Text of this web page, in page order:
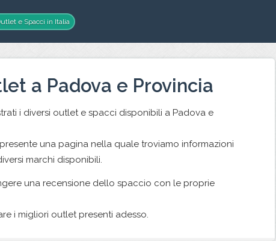
e Spacci in Italia
a Padova e Provincia
i diversi outlet e spacci disponibili a Padova e
una pagina nella quale troviamo informazioni
marchi disponibili.
una recensione dello spaccio con le proprie
i migliori outlet presenti adesso.